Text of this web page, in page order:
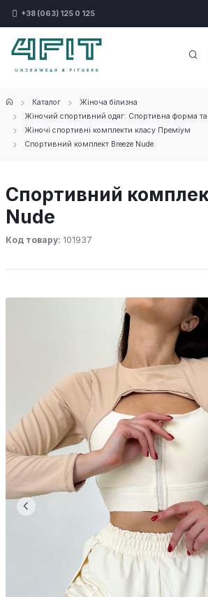
+38 (063) 125 0 125
Каталог
Жіноча білизна
Жіночий спортивний одяг: Спортивна форма
Жіночі спортивні комплекти класу Преміум
Спортивний комплект Breeze Nude
Спортивний
Nude
Код товару: 101937